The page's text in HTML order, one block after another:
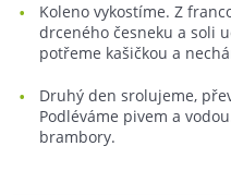
Koleno vykostíme. Z
drceného česneku a soli
potřeme kašičkou a
Druhý den srolujeme,
Podléváme pivem a
brambory.